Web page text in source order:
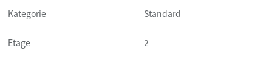
Kategorie Standard
Etage 2